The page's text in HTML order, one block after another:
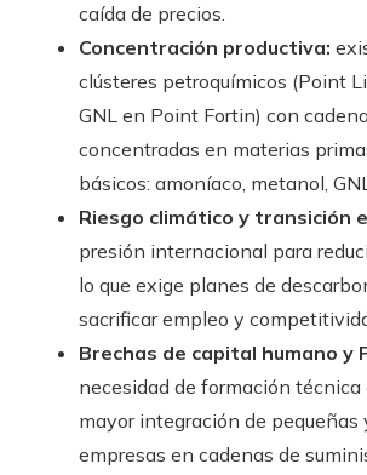
caída de precios.
Concentración productiva:
clústeres petroquímicos (Point
GNL en Point Fortin) con
concentradas en materias
básicos: amoníaco, metanol,
Riesgo climático y transición
presión internacional para
lo que exige planes de
sacrificar empleo y
Brechas de capital humano y
necesidad de formación técnica
mayor integración de pequeñas
empresas en cadenas de